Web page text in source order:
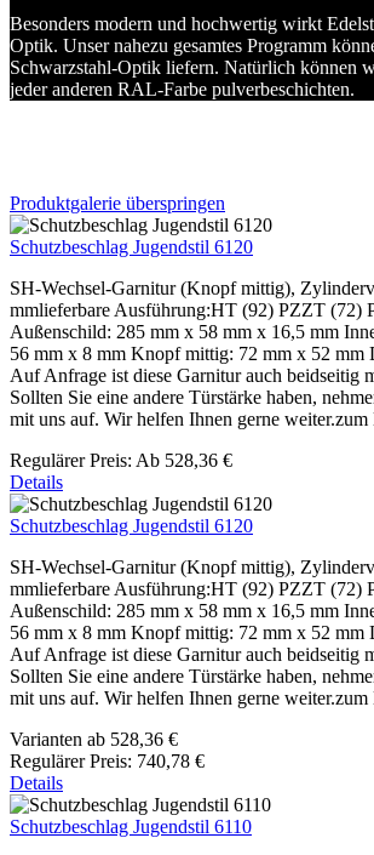
Besonders modern und hochwertig wirkt
Optik. Unser nahezu gesamtes Programm
Schwarzstahl-Optik liefern. Natürlich können
jeder anderen RAL-Farbe pulverbeschichten.
Produktgalerie überspringen
Schutzbeschlag Jugendstil 6120
SH-Wechsel-Garnitur (Knopf mittig),
mmlieferbare Ausführung:HT (92) PZZT (72)
Außenschild: 285 mm x 58 mm x 16,5 mm
56 mm x 8 mm Knopf mittig: 72 mm x 52 mm
Auf Anfrage ist diese Garnitur auch beidseitig
Sollten Sie eine andere Türstärke haben,
mit uns auf. Wir helfen Ihnen gerne
Regulärer Preis: Ab 528,36 €
Details
Schutzbeschlag Jugendstil 6120
SH-Wechsel-Garnitur (Knopf mittig),
mmlieferbare Ausführung:HT (92) PZZT (72)
Außenschild: 285 mm x 58 mm x 16,5 mm
56 mm x 8 mm Knopf mittig: 72 mm x 52 mm
Auf Anfrage ist diese Garnitur auch beidseitig
Sollten Sie eine andere Türstärke haben,
mit uns auf. Wir helfen Ihnen gerne
Varianten ab 528,36 €
Regulärer Preis: 740,78 €
Details
Schutzbeschlag Jugendstil 6110